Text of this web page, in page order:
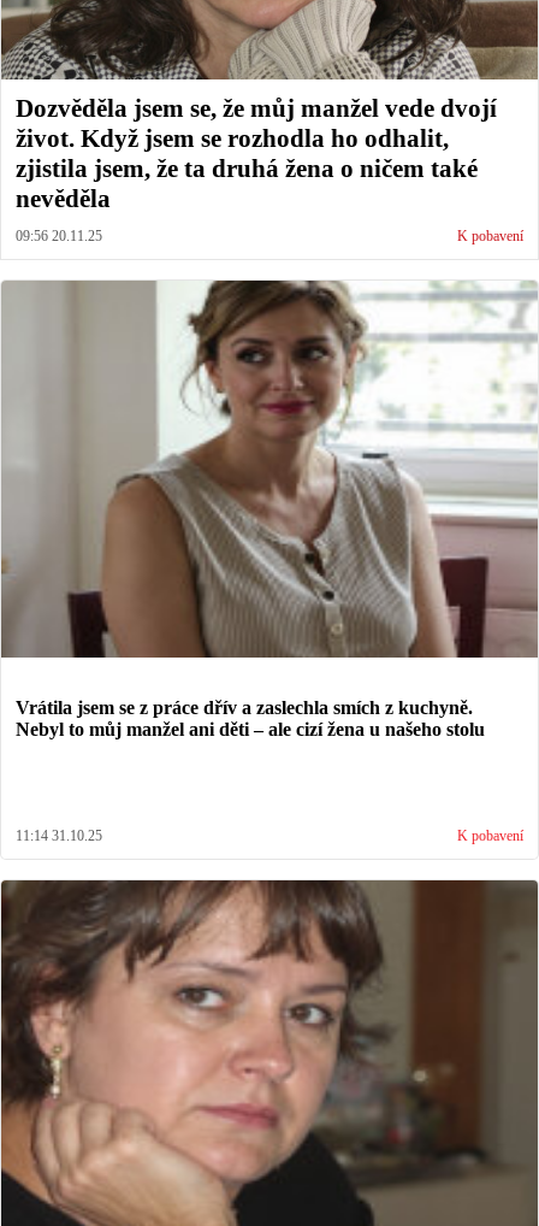
Dozvěděla jsem se, že můj manžel vede dvojí
život. Když jsem se rozhodla ho odhalit,
zjistila jsem, že ta druhá žena o ničem také
nevěděla
09:56 20.11.25 K pobavení
Vrátila jsem se z práce dřív a zaslechla smích z kuchyně.
Nebyl to můj manžel ani děti – ale cizí žena u našeho stolu
11:14 31.10.25 K pobavení